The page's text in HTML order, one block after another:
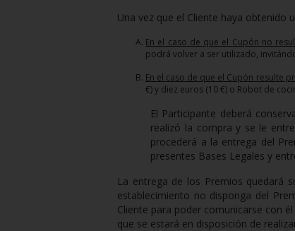
Una vez que el Cliente haya obtenido
En el caso de que el Cupón no
podrá volver a ser utilizado,
En el caso de que el Cupón resulte
€) y diez euros (10 €) o Robot de
El Participante deberá
realizó la compra y se le
procederá a la entrega del
presentes Bases Legales y
La entrega de los Premios quedará
establecimiento no disponga del
Cliente para poder comunicarse con
que se estará en disposición de